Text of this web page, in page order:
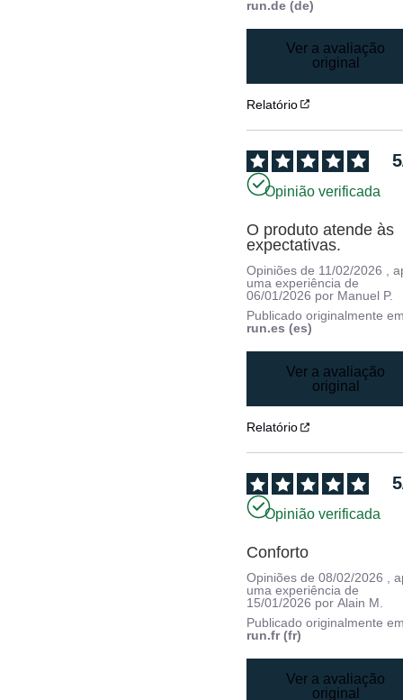
run.de (de)
Ver a avaliação
original
Relatório
5
Opinião verificada
O produto atende às
expectativas.
Opiniões de 11/02/2026
,
uma experiência de
06/01/2026 por Manuel P.
Publicado originalmente
run.es (es)
Ver a avaliação
original
Relatório
5
Opinião verificada
Conforto
Opiniões de08/02/2026 ,
uma experiência de
15/01/2026 porAlain M.
Publicado originalmente
run.fr (fr)
Ver a avaliação
original